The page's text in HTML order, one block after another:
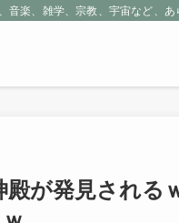
楽、雑学、宗教、宇宙など、
殿が発見される